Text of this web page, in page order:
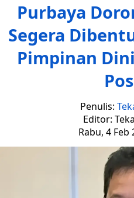
Purbaya
Segera
Pimpinan
Penulis:
Editor:
Rabu, 4 Feb